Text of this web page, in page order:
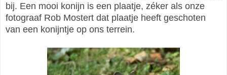
bij. Een mooi konijn is een plaatje, zéker als onze
fotograaf Rob Mostert dat plaatje heeft geschoten
van een konijntje op ons terrein.